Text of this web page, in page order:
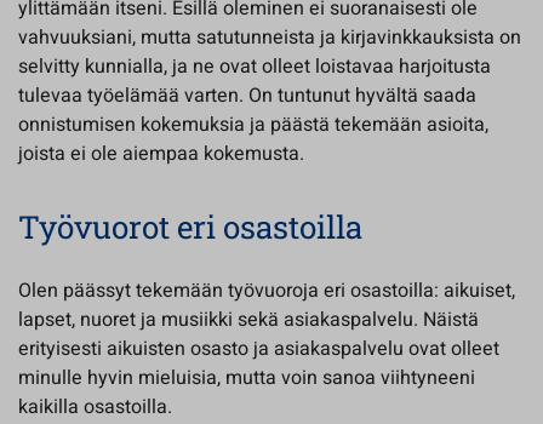
ylittämään itseni. Esillä oleminen ei suoranaisesti ole
vahvuuksiani, mutta satutunneista ja kirjavinkkauksista on
selvitty kunnialla, ja ne ovat olleet loistavaa harjoitusta
tulevaa työelämää varten. On tuntunut hyvältä saada
onnistumisen kokemuksia ja päästä tekemään asioita,
joista ei ole aiempaa kokemusta.
Työvuorot eri osastoilla
Olen päässyt tekemään työvuoroja eri osastoilla: aikuiset,
lapset, nuoret ja musiikki sekä asiakaspalvelu. Näistä
erityisesti aikuisten osasto ja asiakaspalvelu ovat olleet
minulle hyvin mieluisia, mutta voin sanoa viihtyneeni
kaikilla osastoilla.